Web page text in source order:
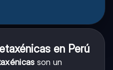
en Perú
son un